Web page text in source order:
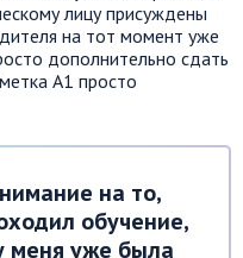
лицу присуждены
на тот момент уже
дополнительно сдать
А1 просто
на то,
обучение,
меня уже была